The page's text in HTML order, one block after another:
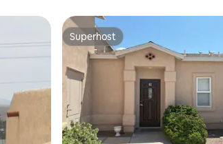
Superhost
Superhost